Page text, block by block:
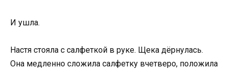
И ушла.
Настя стояла с салфеткой в руке. Щека дёрнулась.
Она медленно сложила салфетку вчетверо, положила